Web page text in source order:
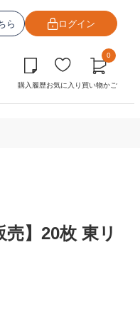
ら ログイン
購入履歴お気に入り
0
買い物かご
】20枚 東リ